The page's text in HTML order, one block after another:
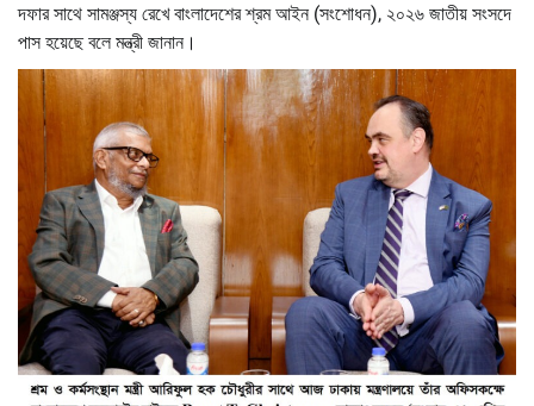
দফার সাথে সামঞ্জস্য রেখে বাংলাদেশের শ্রম আইন (সংশোধন), ২০২৬ জাতীয় সংসদে
পাস হয়েছে বলে মন্ত্রী জানান।